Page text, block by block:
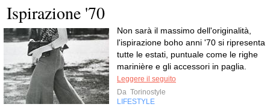
Ispirazione '70
Non sarà il massimo dell'originalità,
l'ispirazione boho anni '70 si ripresenta
tutte le estati, puntuale come le righe
marinière e gli accessori in paglia.
Leggere il seguito
Da Torinostyle
LIFESTYLE